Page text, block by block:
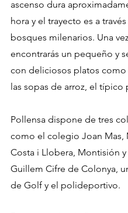
ascenso dura
hora y el trayecto es a
bosques milenarios. Una
encontrarás un pequeño y
con deliciosos platos como
las sopas de arroz, el típico
Pollensa dispone de tres
como el colegio Joan Mas,
Costa i Llobera, Montisión
Guillem Cifre de Colonya,
de Golf y el polideportivo.